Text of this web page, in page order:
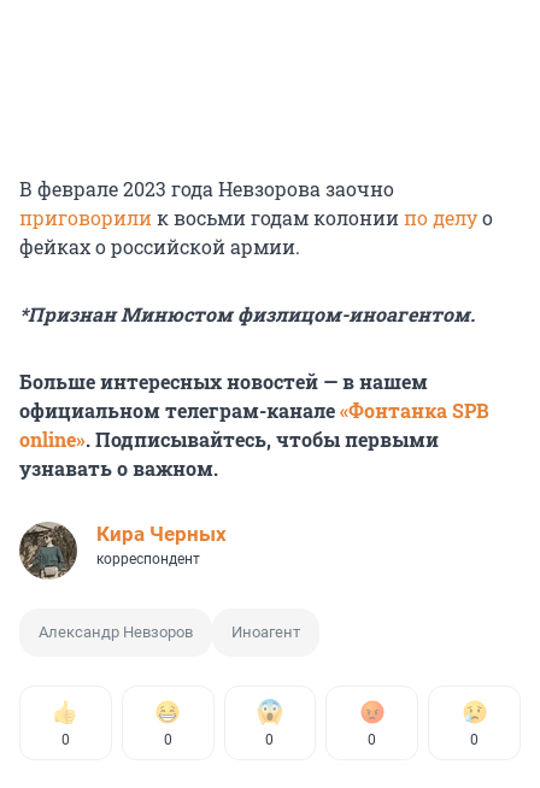
В феврале 2023 года Невзорова заочно
приговорилик восьми годам колониипо делуо
фейках о российской армии.
*Признан Минюстом физлицом-иноагентом.
Больше интересных новостей — в нашем
официальном телеграм-канале«Фонтанка SPB
online». Подписывайтесь, чтобы первыми
узнавать о важном.
Кира Черных
корреспондент
Александр Невзоров Иноагент
0 0 0 0 0